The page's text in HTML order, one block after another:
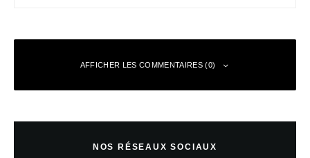
AFFICHER LES COMMENTAIRES (0)
NOS RÉSEAUX SOCIAUX